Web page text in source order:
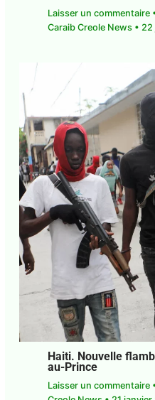
Caraib Creole News•22
Haiti. Nouvelle
Port-au-Prince
Laisser un commentaire
Creole News
21